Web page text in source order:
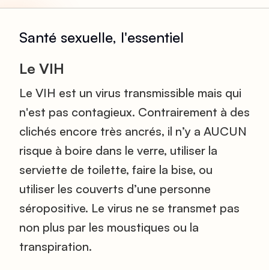
Santé sexuelle, l'essentiel
Le VIH
Le VIH est un virus transmissible mais qui
n'est pas contagieux. Contrairement à des
clichés encore très ancrés, il n’y a AUCUN
risque à boire dans le verre, utiliser la
serviette de toilette, faire la bise, ou
utiliser les couverts d’une personne
séropositive. Le virus ne se transmet pas
non plus par les moustiques ou la
transpiration.